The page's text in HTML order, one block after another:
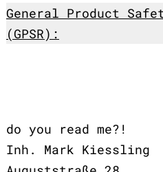
General Product
(GPSR):
do you read me?!
Inh. Mark Kiessling